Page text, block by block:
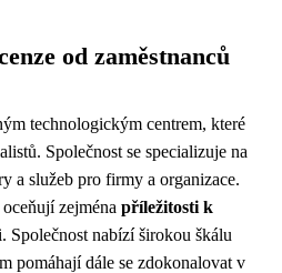
od zaměstnanců
technologickým centrem, které
Společnost se specializuje na
a služeb pro firmy a organizace.
zejména příležitosti k
Společnost nabízí širokou škálu
pomáhají dále se zdokonalovat v